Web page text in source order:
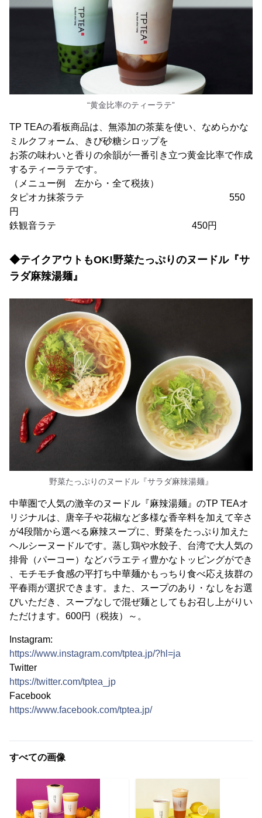
“黄金比率のティーラテ”
TP TEAの看板商品は、無添加の茶葉を使い、なめらかな
ミルクフォーム、きび砂糖シロップを
お茶の味わいと香りの余韻が一番引き立つ黄金比率で作成
するティーラテです。
（メニュー例 左から・全て税抜）
タピオカ抹茶ラテ 550
円
鉄観音ラテ 450円
◆テイクアウトもOK!野菜たっぷりのヌードル『サ
ラダ麻辣湯麺』
野菜たっぷりのヌードル『サラダ麻辣湯麺』
中華圏で人気の激辛のヌードル『麻辣湯麺』のTP TEAオ
リジナルは、唐辛子や花椒など多様な香辛料を加えて辛さ
が4段階から選べる麻辣スープに、野菜をたっぷり加えた
ヘルシーヌードルです。蒸し鶏や水餃子、台湾で大人気の
排骨（パーコー）などバラエティ豊かなトッピングができ
、モチモチ食感の平打ち中華麺かもっちり食べ応え抜群の
平春雨が選択できます。また、スープのあり・なしをお選
びいただき、スープなしで混ぜ麺としてもお召し上がりい
ただけます。600円（税抜）～。
Instagram:
https://www.instagram.com/tptea.jp/?hl=ja
Twitter
https://twitter.com/tptea_jp
Facebook
https://www.facebook.com/tptea.jp/
すべての画像